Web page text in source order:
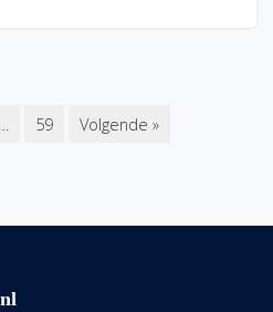
… 59 Volgende »